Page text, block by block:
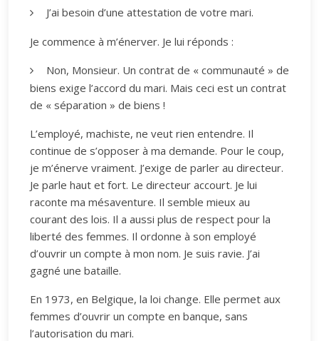
J’ai besoin d’une attestation de votre mari.
Je commence à m’énerver. Je lui réponds :
Non, Monsieur. Un contrat de « communauté » de
biens exige l’accord du mari. Mais ceci est un contrat
de « séparation » de biens !
L’employé, machiste, ne veut rien entendre. Il
continue de s’opposer à ma demande. Pour le coup,
je m’énerve vraiment. J’exige de parler au directeur.
Je parle haut et fort. Le directeur accourt. Je lui
raconte ma mésaventure. Il semble mieux au
courant des lois. Il a aussi plus de respect pour la
liberté des femmes. Il ordonne à son employé
d’ouvrir un compte à mon nom. Je suis ravie. J’ai
gagné une bataille.
En 1973, en Belgique, la loi change. Elle permet aux
femmes d’ouvrir un compte en banque, sans
l’autorisation du mari.